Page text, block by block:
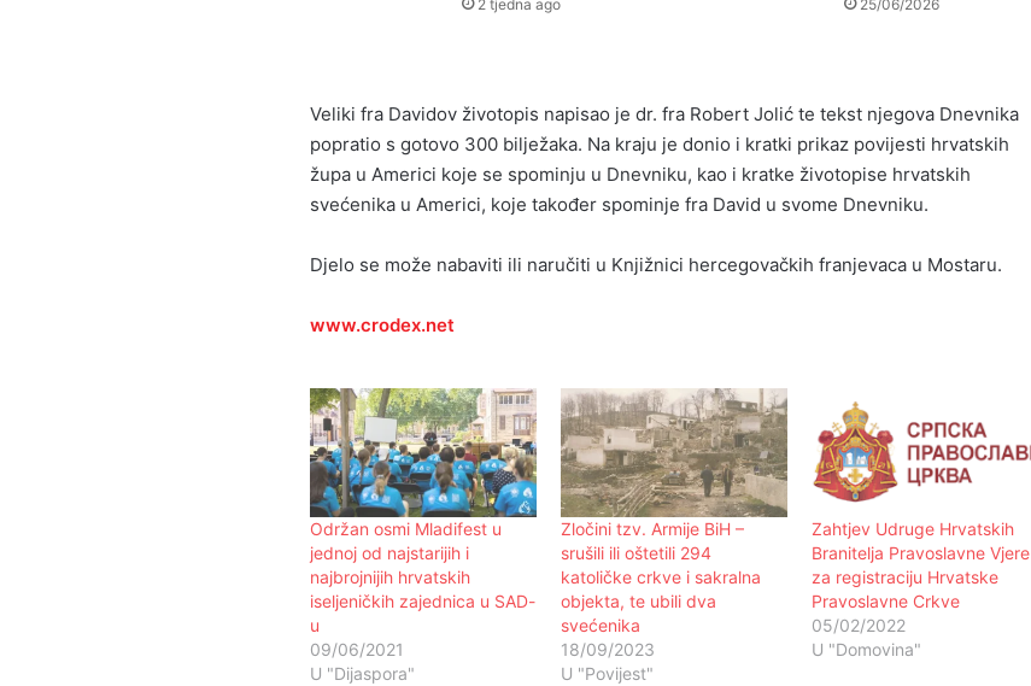
2 tjedna ago 25/06/2026
Veliki fra Davidov životopis napisao je dr. fra Robert Jolić te tekst njegova Dnevnika
popratio s gotovo 300 bilježaka. Na kraju je donio i kratki prikaz povijesti hrvatskih
župa u Americi koje se spominju u Dnevniku, kao i kratke životopise hrvatskih
svećenika u Americi, koje također spominje fra David u svome Dnevniku.
Djelo se može nabaviti ili naručiti u Knjižnici hercegovačkih franjevaca u Mostaru.
www.crodex.net
Održan osmi Mladifest u
jednoj od najstarijih i
najbrojnijih hrvatskih
iseljeničkih zajednica u SAD-
u
09/06/2021
U "Dijaspora"
Zločini tzv. Armije BiH –
srušili ili oštetili 294
katoličke crkve i sakralna
objekta, te ubili dva
svećenika
18/09/2023
U "Povijest"
Zahtjev Udruge Hrvatskih
Branitelja Pravoslavne Vjere
za registraciju Hrvatske
Pravoslavne Crkve
05/02/2022
U "Domovina"